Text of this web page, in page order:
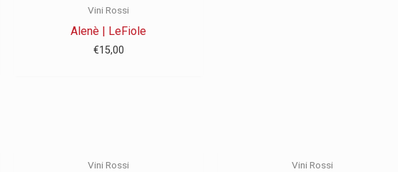
Vini Rossi
Alenè | LeFiole
€15,00
Vini Rossi Vini Rossi